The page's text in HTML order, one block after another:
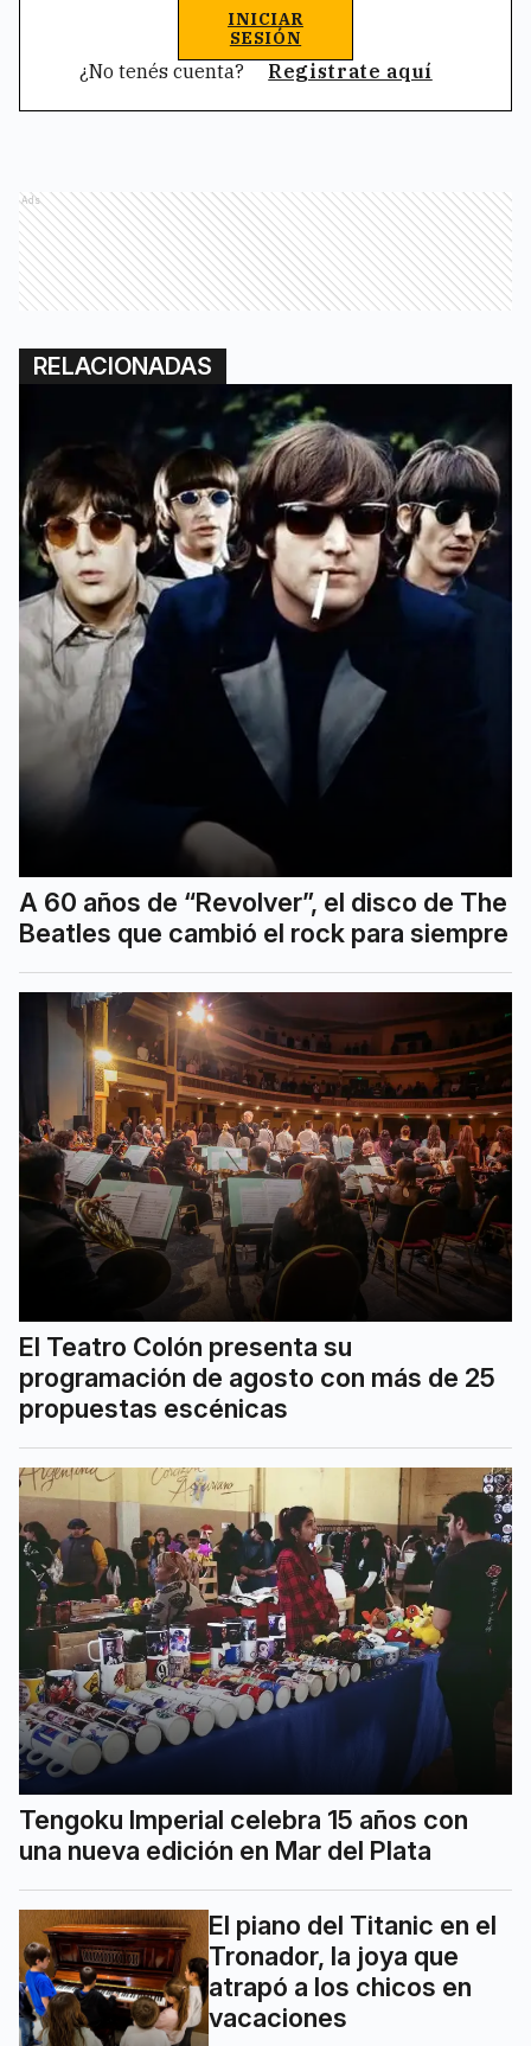
INICIAR
SESIÓN
¿No tenés cuenta? Registrate aquí
Ads
RELACIONADAS
A 60 años de “Revolver”, el disco de The
Beatles que cambió el rock para siempre
El Teatro Colón presenta su
programación de agosto con más de 25
propuestas escénicas
Tengoku Imperial celebra 15 años con
una nueva edición en Mar del Plata
El piano del Titanic en el
Tronador, la joya que
atrapó a los chicos en
vacaciones